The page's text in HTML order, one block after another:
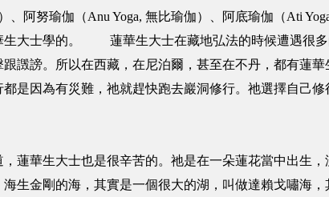
、阿努瑜伽（Anu Yoga, 無比瑜伽）、阿底瑜伽（Ati
生大士學的。 蓮華生大士在藏地弘法的時候遭遇很
譭謗。所以在西藏，在尼泊爾，甚至在不丹，都有蓮
是因為有災難，祂就趕快跑去巖洞修行。祂選擇自己
蓮華生大士也是很辛苦的。祂是在一朵蓮花當中出生
生金剛的海，其實是一個很大的湖，叫做達賴戈嘯海